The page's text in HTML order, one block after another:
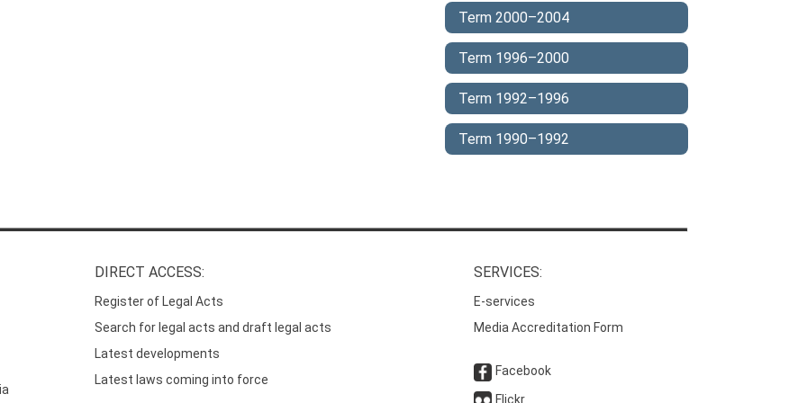
Term 2000–2004
Term 1996–2000
Term 1992–1996
Term 1990–1992
DIRECT ACCESS:
Register of Legal Acts
Search for legal acts and draft legal acts
Latest developments
Latest laws coming into force
SERVICES:
E-services
Media Accreditation Form
Facebook
Flickr